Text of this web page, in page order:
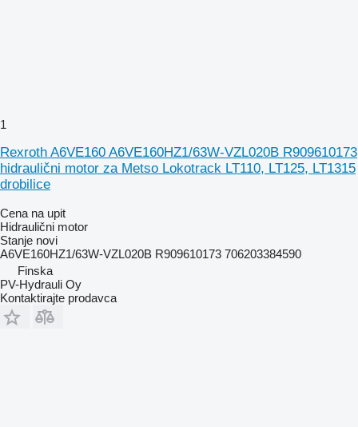
1
Rexroth A6VE160 A6VE160HZ1/63W-VZL020B R909610173
hidraulični motor za Metso Lokotrack LT110, LT125, LT1315
drobilice
Cena na upit
Hidraulični motor
Stanje novi
A6VE160HZ1/63W-VZL020B R909610173 706203384590
Finska
PV-Hydrauli Oy
Kontaktirajte prodavca